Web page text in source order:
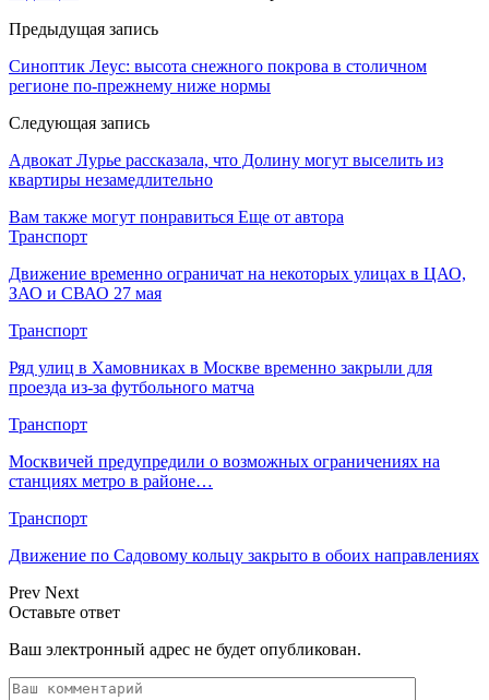
Предыдущая запись
Синоптик Леус: высота снежного покрова в столичном
регионе по-прежнему ниже нормы
Следующая запись
Адвокат Лурье рассказала, что Долину могут выселить из
квартиры незамедлительно
Вам также могут понравиться Еще от автора
Транспорт
Движение временно ограничат на некоторых улицах в ЦАО,
ЗАО и СВАО 27 мая
Транспорт
Ряд улиц в Хамовниках в Москве временно закрыли для
проезда из-за футбольного матча
Транспорт
Москвичей предупредили о возможных ограничениях на
станциях метро в районе…
Транспорт
Движение по Садовому кольцу закрыто в обоих направлениях
Prev Next
Оставьте ответ
Ваш электронный адрес не будет опубликован.